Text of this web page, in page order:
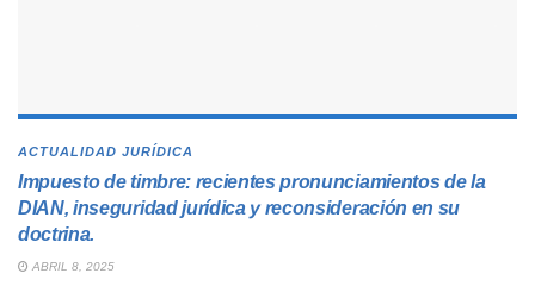
ACTUALIDAD JURÍDICA
Impuesto de timbre: recientes pronunciamientos de la
DIAN, inseguridad jurídica y reconsideración en su
doctrina.
ABRIL 8, 2025